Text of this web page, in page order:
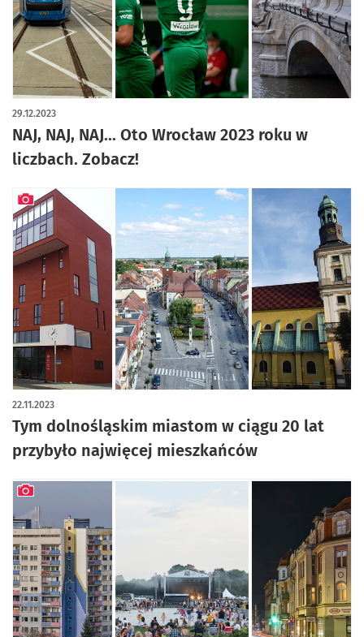
NAJ, NAJ, NAJ... Oto Wrocław 2023 roku w
liczbach. Zobacz!
29.12.2023
Tym dolnośląskim miastom w ciągu 20 lat
przybyło najwięcej mieszkańców
22.11.2023
artykuł z galerią zdjęć